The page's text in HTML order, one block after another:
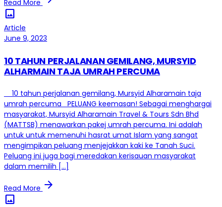
Read More
image
Article
June 9, 2023
10 TAHUN PERJALANAN GEMILANG, MURSYID
ALHARMAIN TAJA UMRAH PERCUMA
10 tahun perjalanan gemilang, Mursyid Alharamain taja
umrah percuma PELUANG keemasan! Sebagai menghargai
masyarakat, Mursyid Alharamain Travel & Tours Sdn Bhd
(MATTSB) menawarkan pakej umrah percuma. Ini adalah
untuk untuk memenuhi hasrat umat Islam yang sangat
mengimpikan peluang menjejakkan kaki ke Tanah Suci.
Peluang ini juga bagi meredakan kerisauan masyarakat
dalam memilih […]
Read More arrow_forward
image